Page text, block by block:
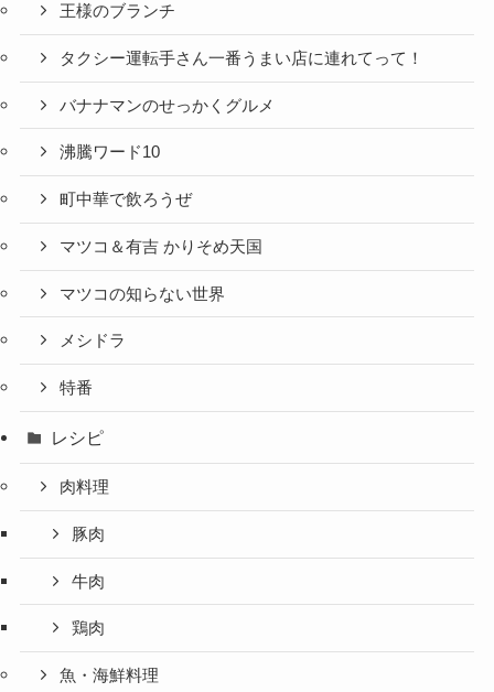
王様のブランチ
タクシー運転手さん一番うまい店に連れてって！
バナナマンのせっかくグルメ
沸騰ワード10
町中華で飲ろうぜ
マツコ＆有吉 かりそめ天国
マツコの知らない世界
メシドラ
特番
レシピ
肉料理
豚肉
牛肉
鶏肉
魚・海鮮料理